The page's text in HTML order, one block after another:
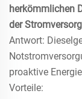
herkömmlichen
der
Antwort:
proaktive
Vorteile: